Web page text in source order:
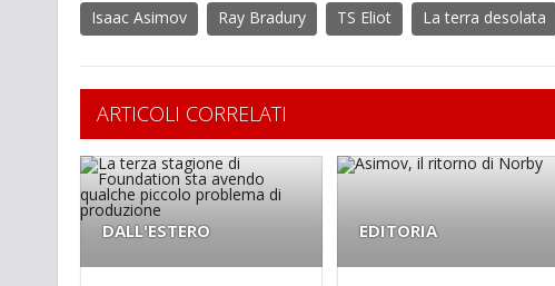
Isaac Asimov
Ray Bradury TS Eliot La terra desolata
ARTICOLI CORRELATI
DALL'ESTERO EDITORIA